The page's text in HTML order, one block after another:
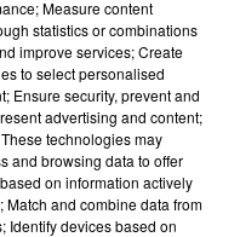
par la
un nouvel
et qui
le
pour
de concert
Measure content
statistics or combinations
improve services; Create
to select personalised
Ensure security, prevent and
advertising and content;
technologies may
and browsing data to offer
on information actively
and combine data from
Identify devices based on